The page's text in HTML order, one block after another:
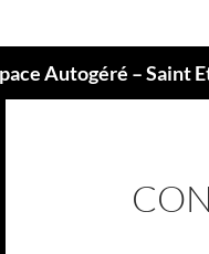
Autogéré – Saint